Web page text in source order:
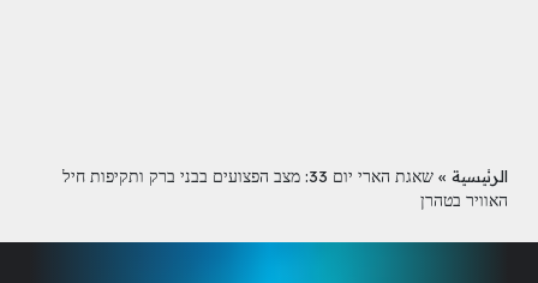
الرئيسية »
שאגת הארי יום 33: מצב הפצועים בבני ברק ותקיפות חיל
האוויר בטהרן